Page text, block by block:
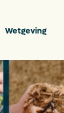
Wetgeving